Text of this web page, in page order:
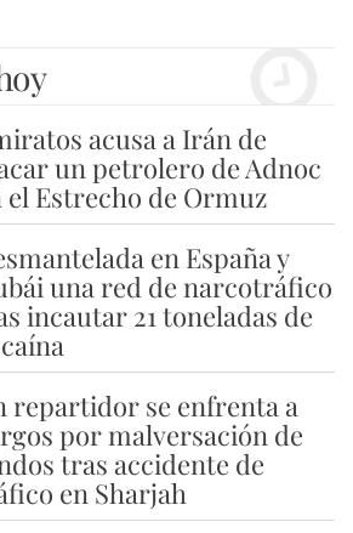
acusa a Irán de
un petrolero de Adnoc
el Estrecho de Ormuz
en España y
una red de narcotráfico
incautar 21 toneladas de
repartidor se enfrenta a
por malversación de
tras accidente de
en Sharjah